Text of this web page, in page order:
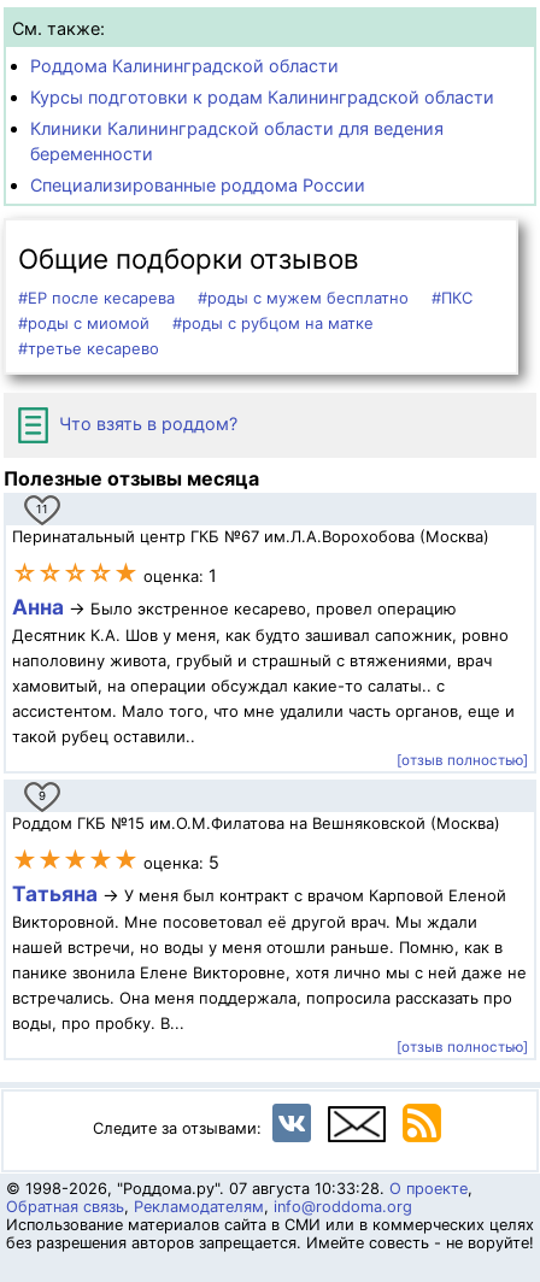
См. также:
Роддома Калининградской области
Курсы подготовки к родам Калининградской области
Клиники Калининградской области для ведения
беременности
Специализированные роддома России
Общие подборки отзывов
#ЕР после кесарева #роды с мужем бесплатно
#ПКС
#роды с миомой
#роды с рубцом на матке
#третье кесарево
Что взять в роддом?
Полезные отзывы месяца
11
Перинатальный центр ГКБ №67 им.Л.А.Ворохобова (Москва)
☆☆☆☆★ оценка: 1
Анна → Было экстренное кесарево, провел операцию
Десятник К.А. Шов у меня, как будто зашивал сапожник, ровно
наполовину живота, грубый и страшный с втяжениями, врач
хамовитый, на операции обсуждал какие-то салаты.. с
ассистентом. Мало того, что мне удалили часть органов, еще и
такой рубец оставили..
[отзыв полностью]
9
Роддом ГКБ №15 им.О.М.Филатова на Вешняковской (Москва)
★★★★★ оценка: 5
Татьяна → У меня был контракт с врачом Карповой Еленой
Викторовной. Мне посоветовал её другой врач. Мы ждали
нашей встречи, но воды у меня отошли раньше. Помню, как в
панике звонила Елене Викторовне, хотя лично мы с ней даже не
встречались. Она меня поддержала, попросила рассказать про
воды, про пробку. В...
[отзыв полностью]
Следите за отзывами:
© 1998-2026, "Роддома.ру". 07 августа 10:33:28. О проекте,
Обратная связь, Рекламодателям, info@roddoma.org
Использование материалов сайта в СМИ или в коммерческих целях
без разрешения авторов запрещается. Имейте совесть - не воруйте!